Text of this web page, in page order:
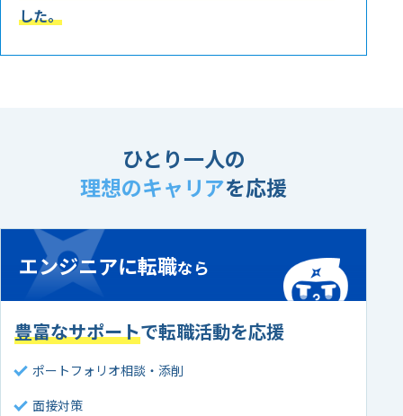
した。
ひとり一人の
理想のキャリアを応援
エンジニアに転職なら
豊富なサポートで転職活動を応援
ポートフォリオ相談・添削
面接対策